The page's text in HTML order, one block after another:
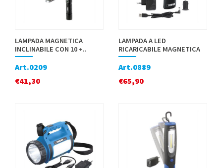
LAMPADA MAGNETICA
INCLINABILE CON 10 +..
Art.0209
€41,30
LAMPADA A LED
RICARICABILE MAGNETICA
Art.0889
€65,90